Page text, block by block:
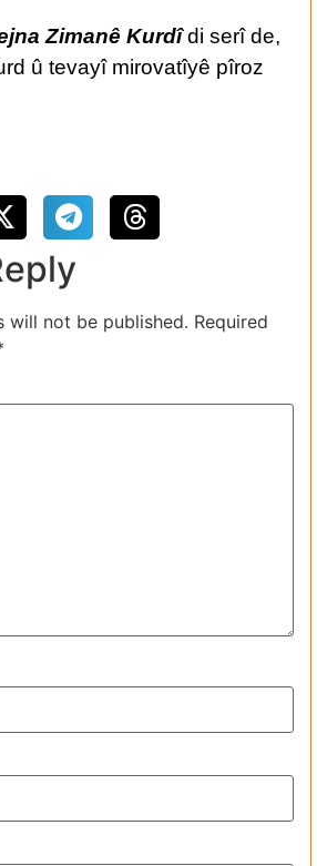
Zimanê Kurdîdi serî de,
û tevayî mirovatîyê pîroz
will not be published. Required